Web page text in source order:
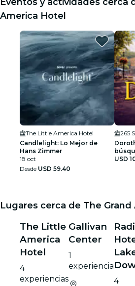
America Hotel
The Little America Hotel
Candlelight: Lo Mejor de
Hans Zimmer
18 oct
Desde USD 59.40
USD
Lugares cerca de The
The Little
America
Hotel
4
experiencias
Gallivan
Center
1
experiencia
4